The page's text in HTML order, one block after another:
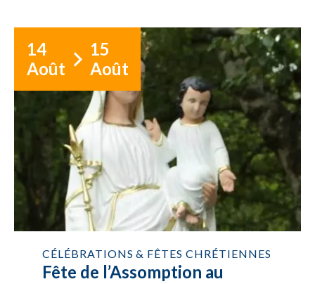
14
Août
15
Août
CÉLÉBRATIONS & FÊTES CHRÉTIENNES
Fête de l’Assomption au